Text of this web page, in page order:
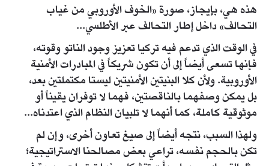
هذه هي، بإيجاز، صورة «الخوف الأوروبي من غياب
التحالف» داخل إطار التحالف عبر الأطلسي...
في الوقت الذي تدعم فيه تركيا تعزيز وجود الناتو وقوته،
فإنها تسعى أيضاً إلى أن تكون شريكاً في المبادرات الأمنية
الأوروبية. ولأن كلا البنيتين الأمنيتين ليستا مكتملتين بعد،
بل يمكن وصفهما بالناقصتين، فهما لا توفران يقيناً أو
موثوقية كاملة، كما أنهما لا تلبيان النظام الذي اعتدناه...
ولهذا السبب، نتجه أيضاً إلى صيغ تعاون أخرى، وإن لم
تكن بالحجم نفسه، تراعي بعض مصالحنا الاستراتيجية؛